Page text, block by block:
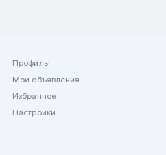
Профиль
Мои объявления
Избранное
Настройки